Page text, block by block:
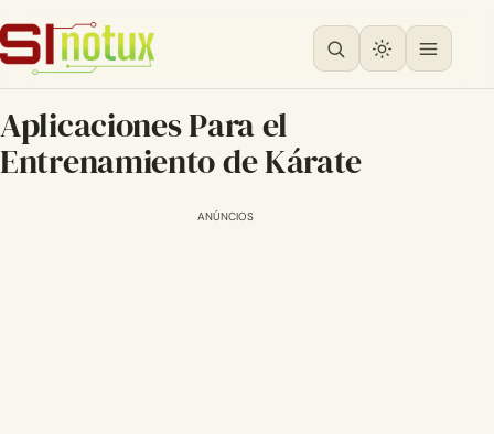
Aplicaciones Para el
Entrenamiento de Kárate
ANÚNCIOS